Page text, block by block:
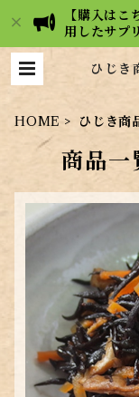
【購入は
用したサプ
ひじき
HOME ひじき商
商品一